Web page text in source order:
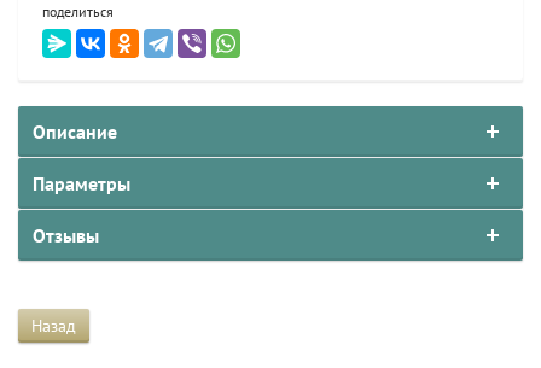
поделиться
Описание
Параметры
Отзывы
Назад